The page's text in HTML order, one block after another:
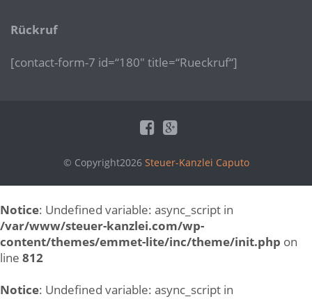
Rückruf
[contact-form-7 id=“180″ title=“Rueckruf“]
© Copyright2026 Steuer-Kanzlei Caputo
Notice: Undefined variable: async_script in
/var/www/steuer-kanzlei.com/wp-
content/themes/emmet-lite/inc/theme/init.php on
line 812
Notice: Undefined variable: async_script in